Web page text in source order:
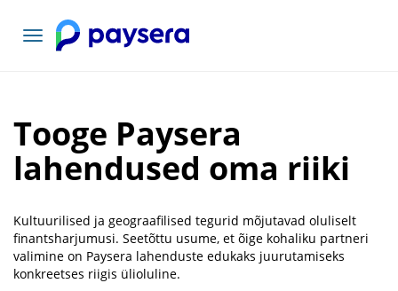
Vaheta
navigatsiooni
Tooge Paysera
lahendused oma riiki
Kultuurilised ja geograafilised tegurid mõjutavad oluliselt
finantsharjumusi. Seetõttu usume, et õige kohaliku partneri
valimine on Paysera lahenduste edukaks juurutamiseks
konkreetses riigis ülioluline.